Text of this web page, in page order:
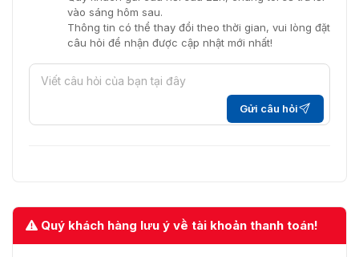
vào sáng hôm sau.
Thông tin có thể thay đổi theo thời gian, vui lòng đặt
câu hỏi để nhận được cập nhật mới nhất!
Gửi câu hỏi
Quý khách hàng lưu ý về tài khoản thanh toán!